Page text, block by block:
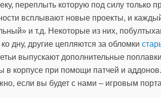
переплыть которую под силу только
всплывают новые проекты, и каждый
и т.д. Некоторые из них,
дну, другие цепляются за обломки
выпускают дополнительные
в корпусе при помощи патчей и
если вы будет с нами – игровым